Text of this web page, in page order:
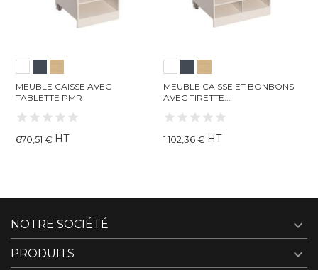
MEUBLE CAISSE AVEC
TABLETTE PMR
670,51 € HT
MEUBLE CAISSE ET BONBONS
AVEC TIRETTE...
1 102,36 € HT
NOTRE SOCIÉTÉ 
PRODUITS 